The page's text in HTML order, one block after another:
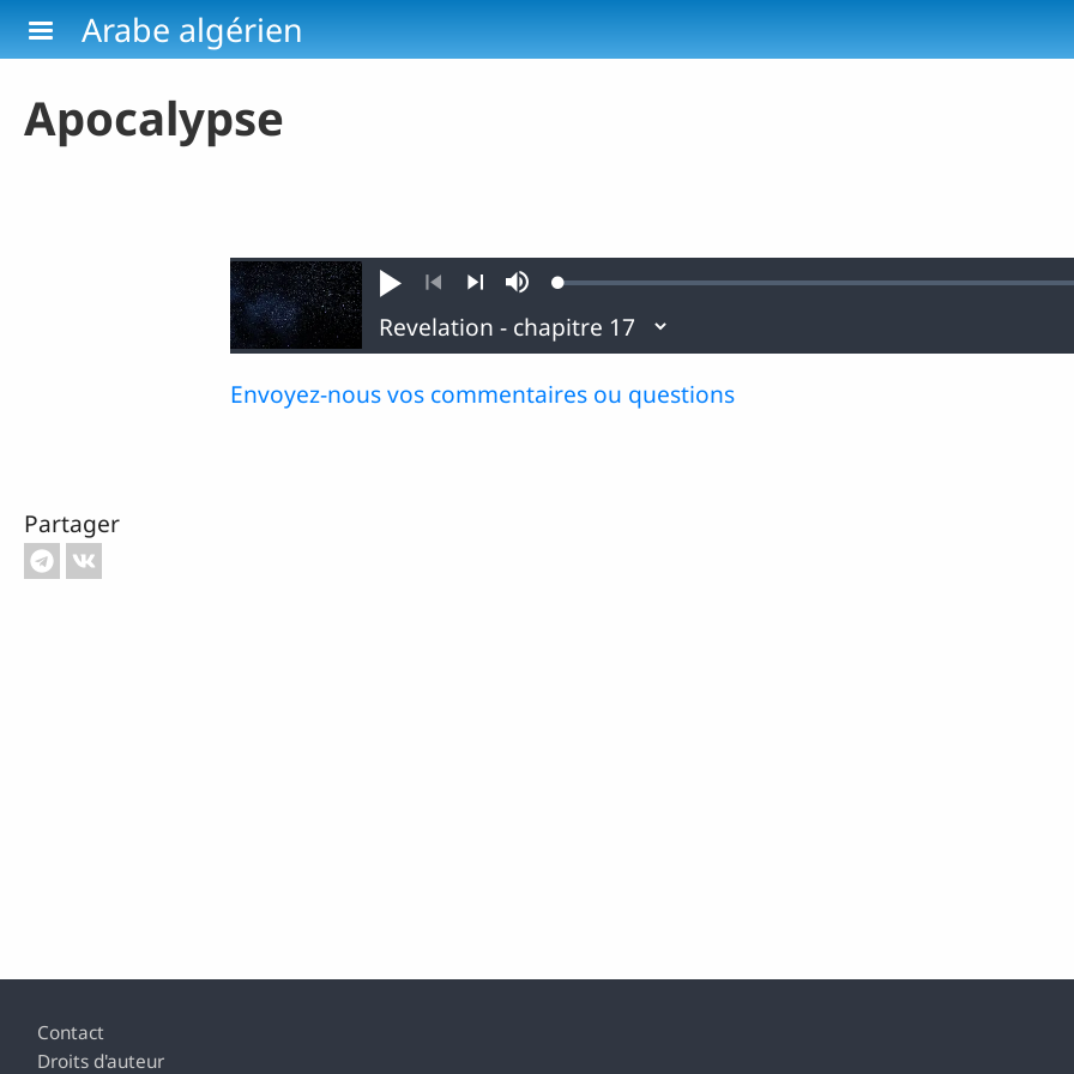
Aller au contenu principal
Arabe algérien
Apocalypse
Jouer
PrécédentSuivant
SourdineLoaded:
Envoyez-nous vos commentaires ou questions
Partager
Footer
Contact
Droits d'auteur